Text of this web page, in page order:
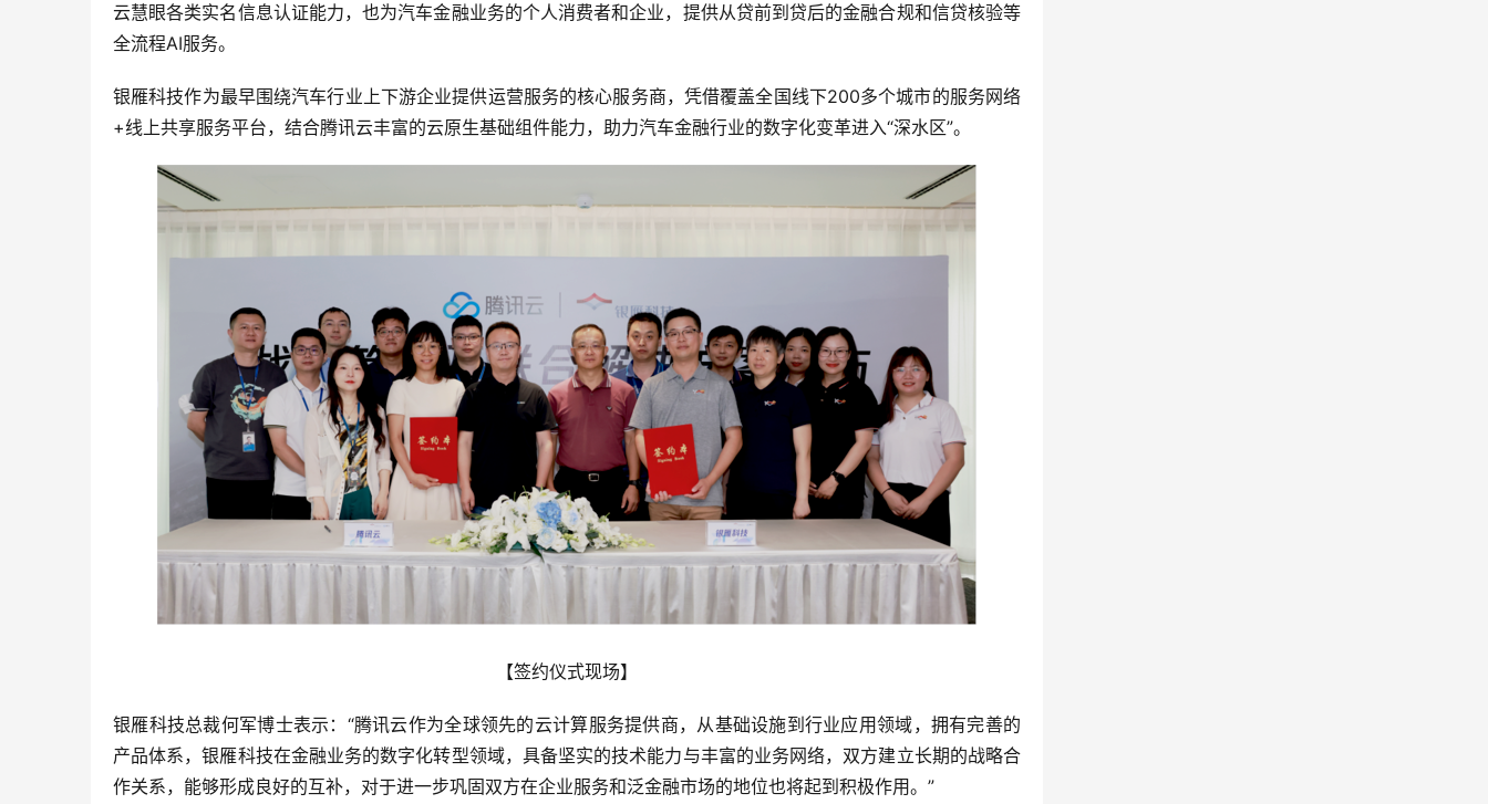
云慧眼各类实名信息认证能力，也为汽车金融业务的个人消费者和企业，提供从贷前到贷后的金融合规和信贷核验等
全流程AI服务。
银雁科技作为最早围绕汽车行业上下游企业提供运营服务的核心服务商，凭借覆盖全国线下200多个城市的服务网络
+线上共享服务平台，结合腾讯云丰富的云原生基础组件能力，助力汽车金融行业的数字化变革进入“深水区”。
【签约仪式现场】
银雁科技总裁何军博士表示：“腾讯云作为全球领先的云计算服务提供商，从基础设施到行业应用领域，拥有完善的
产品体系，银雁科技在金融业务的数字化转型领域，具备坚实的技术能力与丰富的业务网络，双方建立长期的战略合
作关系，能够形成良好的互补，对于进一步巩固双方在企业服务和泛金融市场的地位也将起到积极作用。”